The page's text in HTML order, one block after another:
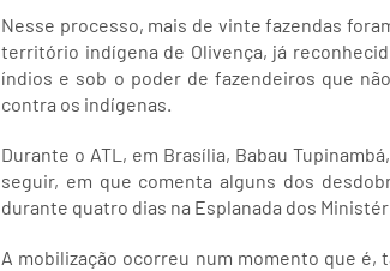
Nesse processo, mais de vinte fazendas
território indígena de Olivença, já
índios e sob o poder de fazendeiros que
contra os indígenas.
Durante o ATL, em Brasília, Babau
seguir, em que comenta alguns dos
durante quatro dias na Esplanada dos
A mobilização ocorreu num momento que